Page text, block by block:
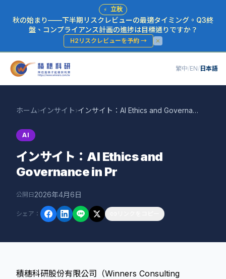
⚡ 立秋
秋の始まり——下半期リスクレビューの最適タイミング。Q3終
盤、コンプライアンス計画の進捗は目標通りですか？
H2リスクレビューを予約 →
繁中/EN/ 日本語
ホーム›インサイト› インサイト：AI Ethics and Governance in Pr
AI
インサイト：AI Ethics and
Governance in Pr
公開日 2026年4月6日
シェア ：
積穗科研股份有限公司（Winners Consulting